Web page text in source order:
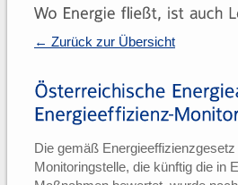
← Zurück zur Übersicht
Die gemäß
Monitoringstelle, die künftig die in